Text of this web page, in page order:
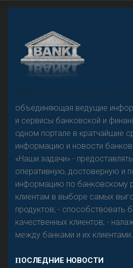
Резкого разворота на
предвидится -
«Н
овости Банков России» –
объединяющая ведущие
и сервисы банковской и
одном портале в кратчайшие
информацию и новости
«Наши задачи» -
оперативную, достоверную и
информацию по банковскому
клиентам в выборе самых
продуктов; - способствовать
качественных клиентов; -
между банками и их клиентами.
ПОСЛЕДНИЕ НОВОСТИ